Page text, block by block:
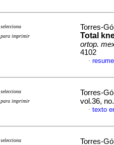
selecciona
para imprimir
Torres-
Total
ortop.
4102
·
selecciona
para imprimir
Torres-
vol.36,
· texto
selecciona
Torres-